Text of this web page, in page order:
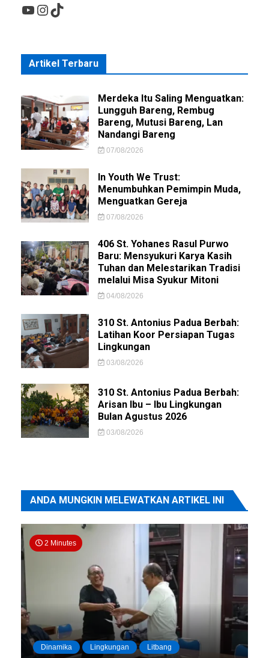
YouTube
Instagram
TikTok
Artikel Terbaru
Merdeka Itu Saling Menguatkan:
Lungguh Bareng, Rembug
Bareng, Mutusi Bareng, Lan
Nandangi Bareng
07/08/2026
In Youth We Trust:
Menumbuhkan Pemimpin Muda,
Menguatkan Gereja
07/08/2026
406 St. Yohanes Rasul Purwo
Baru: Mensyukuri Karya Kasih
Tuhan dan Melestarikan Tradisi
melalui Misa Syukur Mitoni
04/08/2026
310 St. Antonius Padua Berbah:
Latihan Koor Persiapan Tugas
Lingkungan
03/08/2026
310 St. Antonius Padua Berbah:
Arisan Ibu – Ibu Lingkungan
Bulan Agustus 2026
03/08/2026
ANDA MUNGKIN MELEWATKAN ARTIKEL INI
2 Minutes
Dinamika Lingkungan Litbang